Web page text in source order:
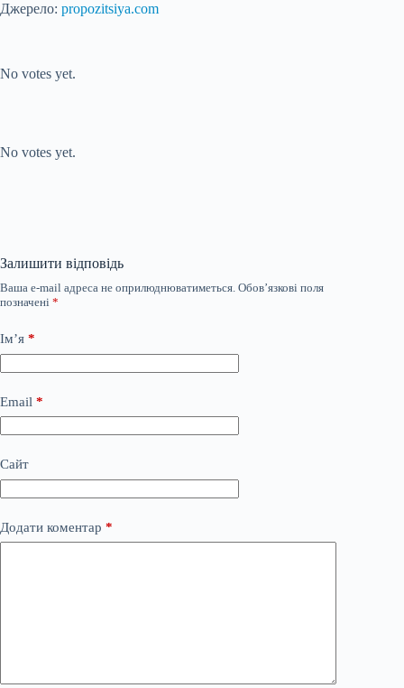
Джерело: propozitsiya.com
No votes yet.
No votes yet.
Залишити відповідь
Ваша e-mail адреса не оприлюднюватиметься. Обов’язкові поля
позначені *
Ім’я *
Email *
Сайт
Додати коментар *